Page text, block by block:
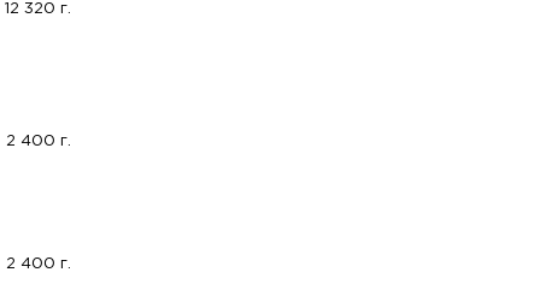
12 320 г.
2 400 г.
2 400 г.